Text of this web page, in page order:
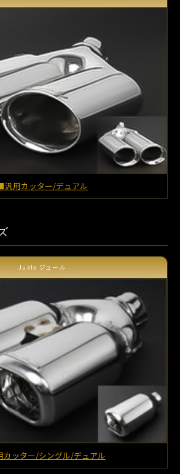
汎用カッター/デュアル
Juele ジュール
ッター/シングル/デュアル